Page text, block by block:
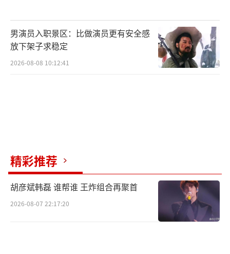
嘉、倪萍、倪子君、张泉灵（按姓名首字母排
序）再度集结，以各自鲜明的观察风格和人生
阅历，陪伴姐姐们共同探寻关于“爱是什
么”的答案。
其中，李维嘉以细腻共情的视角洞察情绪
变化；倪萍凭借丰富的人生阅历带来温暖而通
男演员入职景区：比做演员更有安全感
放下架子求稳定
2026-08-08 10:12:41
精彩推荐
胡彦斌韩磊 谁帮谁 王炸组合再聚首
2026-08-07 22:17:20